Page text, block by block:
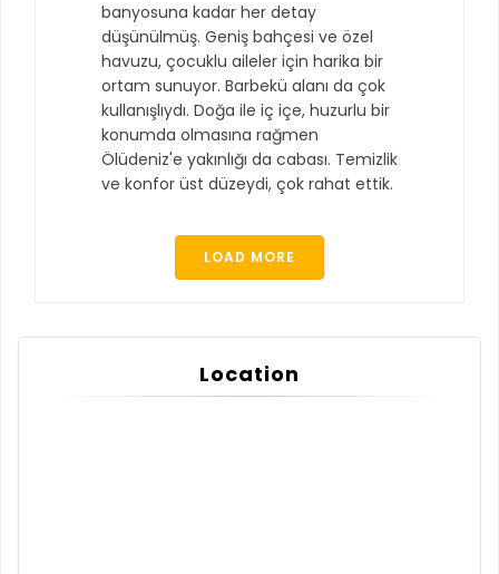
banyosuna kadar her detay
düşünülmüş. Geniş bahçesi ve özel
havuzu, çocuklu aileler için harika bir
ortam sunuyor. Barbekü alanı da çok
kullanışlıydı. Doğa ile iç içe, huzurlu bir
konumda olmasına rağmen
Ölüdeniz'e yakınlığı da cabası. Temizlik
ve konfor üst düzeydi, çok rahat ettik.
LOAD MORE
Location